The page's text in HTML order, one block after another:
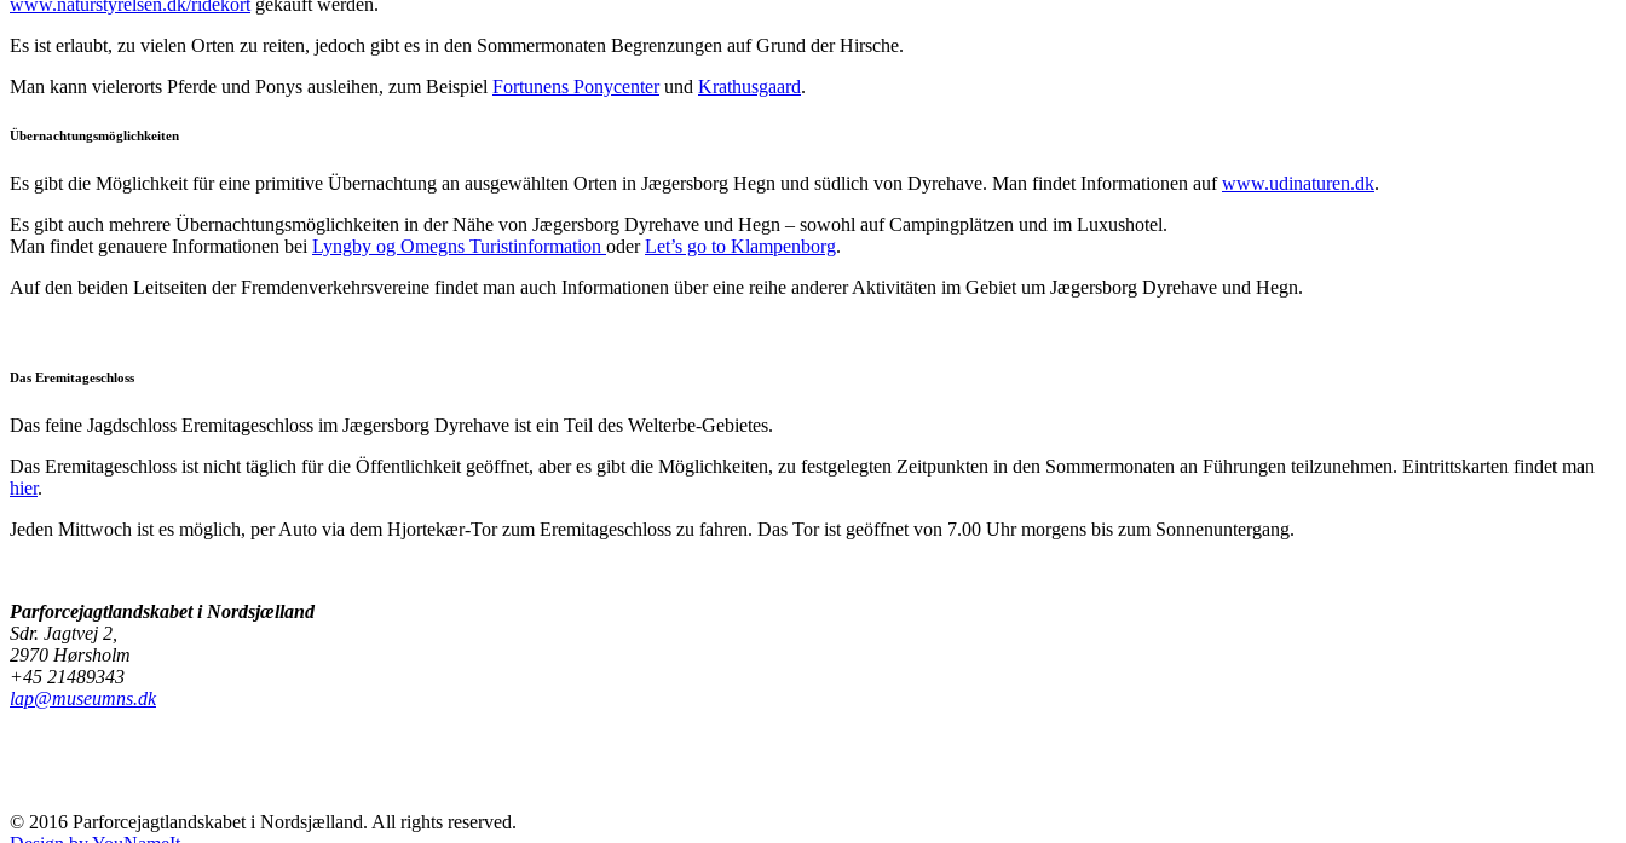
Es ist erlaubt, zu vielen Orten zu reiten, jedoch gibt es in den Sommermonaten Begrenzungen auf Grund der Hirsche.
Man kann vielerorts Pferde und Ponys ausleihen, zum Beispiel Fortunens Ponycenterund Krathusgaard.
Übernachtungsmöglichkeiten
Es gibt die Möglichkeit für eine primitive Übernachtung an ausgewählten Orten in Jægersborg Hegn und südlich von Dyrehave. Man findet Informationen aufwww.udinaturen.dk.
Es gibt auch mehrere Übernachtungsmöglichkeiten in der Nähe von Jægersborg Dyrehave und Hegn – sowohl auf Campingplätzen und im Luxushotel.
Man findet genauere Informationen bei Lyngby og Omegns Turistinformation oderLet’s go to Klampenborg.
Auf den beiden Leitseiten der Fremdenverkehrsvereine findet man auch Informationen über eine reihe anderer Aktivitäten im Gebiet um Jægersborg Dyrehave und Hegn.
Das Eremitageschloss
Das feine Jagdschloss Eremitageschloss im Jægersborg Dyrehave ist ein Teil des Welterbe-Gebietes.
Das Eremitageschloss ist nicht täglich für die Öffentlichkeit geöffnet, aber es gibt die Möglichkeiten, zu festgelegten Zeitpunkten in den Sommermonaten an Führungen teilzunehmen. Eintrittskarten findet man
hier.
Jeden Mittwoch ist es möglich, per Auto via dem Hjortekær-Tor zum Eremitageschloss zu fahren. Das Tor ist geöffnet von 7.00 Uhr morgens bis zum Sonnenuntergang.
Parforcejagtlandskabet i Nordsjælland
Sdr. Jagtvej 2,
2970 Hørsholm
+45 21489343
lap@museumns.dk
© 2016 Parforcejagtlandskabet i Nordsjælland. All rights reserved.